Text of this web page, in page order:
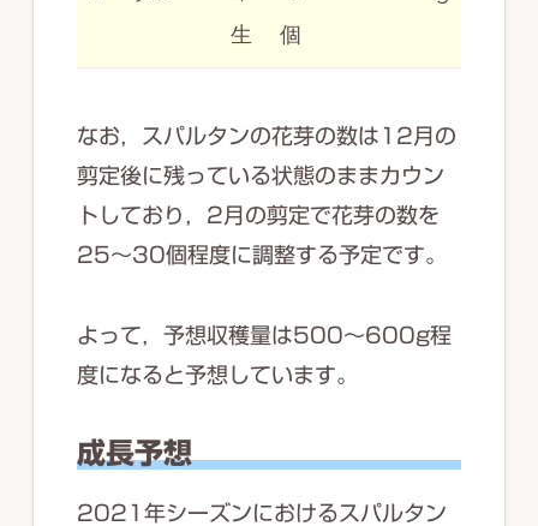
生
個
なお，スパルタンの花芽の数は12月の
剪定後に残っている状態のままカウン
トしており，2月の剪定で花芽の数を
25～30個程度に調整する予定です。
よって，予想収穫量は500～600g程
度になると予想しています。
成長予想
2021年シーズンにおけるスパルタン